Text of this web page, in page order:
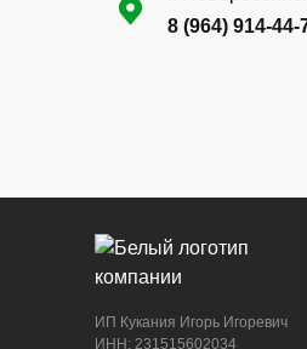
8 (964) 914-44-
рынок
8 (964) 914-44-
ИП Кукания Игорь Игоревич
ИНН: 231515602034